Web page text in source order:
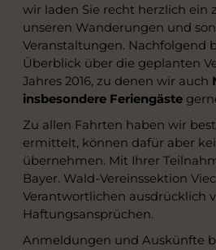
wir laden Sie recht herzlich ein
unseren Wanderungen und
Veranstaltungen. Nachfolgend
Überblick über die geplanten
Jahres 2016, zu denen wir auch
insbesondere Feriengäste
Zu allen Fahrten haben wir
ermittelt, können dafür aber
übernehmen. Mit Ihrer
Bayer. Wald-Vereinssektion
Verantwortlichen ausdrücklich
Haftungsansprüchen.
Anmeldungen und Auskünfte